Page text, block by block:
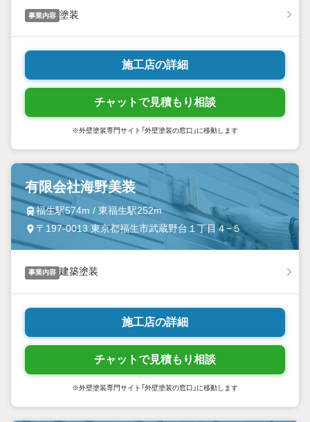
事業内容 塗装
施工店の詳細
チャットで見積もり相談
※外壁塗装専門サイト「外壁塗装の窓口」に移動します
有限会社海野美装
福生駅574m / 東福生駅252m
〒197-0013 東京都福生市武蔵野台１丁目４−５
事業内容 建築塗装
施工店の詳細
チャットで見積もり相談
※外壁塗装専門サイト「外壁塗装の窓口」に移動します